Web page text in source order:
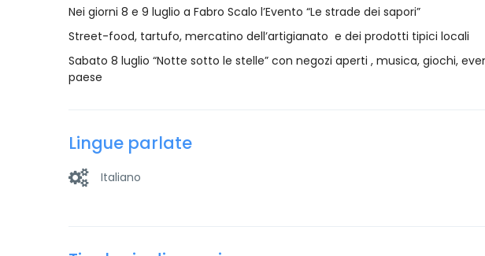
Nei giorni 8 e 9 luglio a Fabro Scalo l’Evento “Le strade dei sapori”
Street-food, tartufo, mercatino dell’artigianato e dei prodotti tipici locali
Sabato 8 luglio “Notte sotto le stelle” con negozi aperti , musica, giochi,
paese
Lingue parlate
Italiano